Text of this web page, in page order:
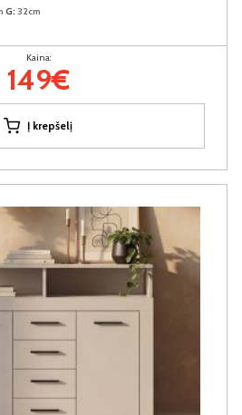
G: 32cm
Kaina:
149€
Į krepšelį